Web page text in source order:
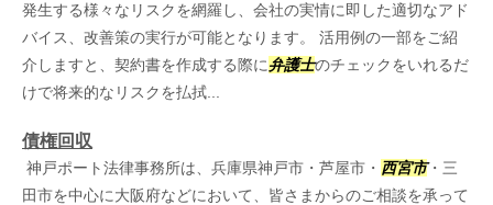
発生する様々なリスクを網羅し、会社の実情に即した適切なアド
バイス、改善策の実行が可能となります。 活用例の一部をご紹
介しますと、契約書を作成する際に弁護士のチェックをいれるだ
けで将来的なリスクを払拭...
債権回収
神戸ポート法律事務所は、兵庫県神戸市・芦屋市・ 西宮市・三
田市を中心に大阪府などにおいて、皆さまからのご相談を承って